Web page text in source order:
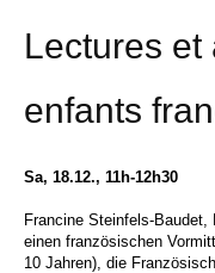
Lectures et
enfants
Sa, 18.12., 11h-12h30
Francine Steinfels-
einen französischen
10 Jahren), die